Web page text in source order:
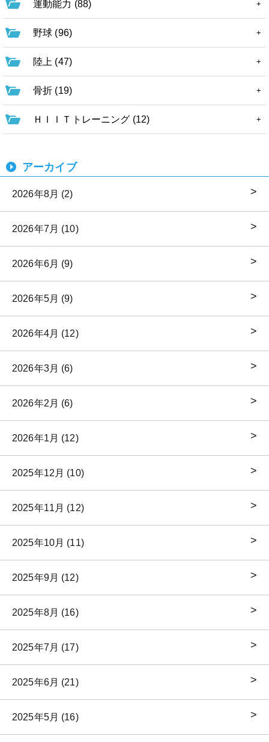
運動能力 (88)
野球 (96)
陸上 (47)
骨折 (19)
ＨＩＩＴトレーニング (12)
アーカイブ
2026年8月 (2)
2026年7月 (10)
2026年6月 (9)
2026年5月 (9)
2026年4月 (12)
2026年3月 (6)
2026年2月 (6)
2026年1月 (12)
2025年12月 (10)
2025年11月 (12)
2025年10月 (11)
2025年9月 (12)
2025年8月 (16)
2025年7月 (17)
2025年6月 (21)
2025年5月 (16)